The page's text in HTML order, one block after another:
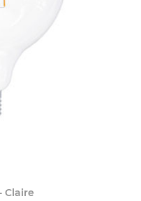
Claire